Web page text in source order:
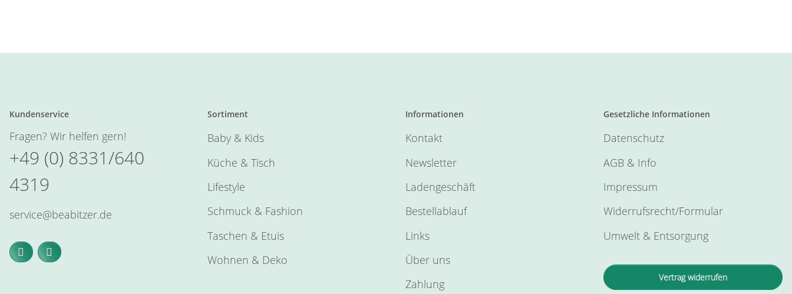
Kundenservice
Fragen? Wir helfen gern!
+49 (0) 8331/640
4319
service@beabitzer.de
Sortiment
Baby & Kids
Küche & Tisch
Lifestyle
Schmuck & Fashion
Taschen & Etuis
Wohnen & Deko
Informationen
Kontakt
Newsletter
Ladengeschäft
Bestellablauf
Links
Über uns
Zahlung
Gesetzliche Informationen
Datenschutz
AGB & Info
Impressum
Widerrufsrecht/Formular
Umwelt & Entsorgung
Vertrag widerrufen